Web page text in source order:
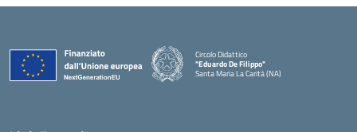
Circolo Didattico
"Eduardo De Filippo"
Santa Maria La Carità (NA)